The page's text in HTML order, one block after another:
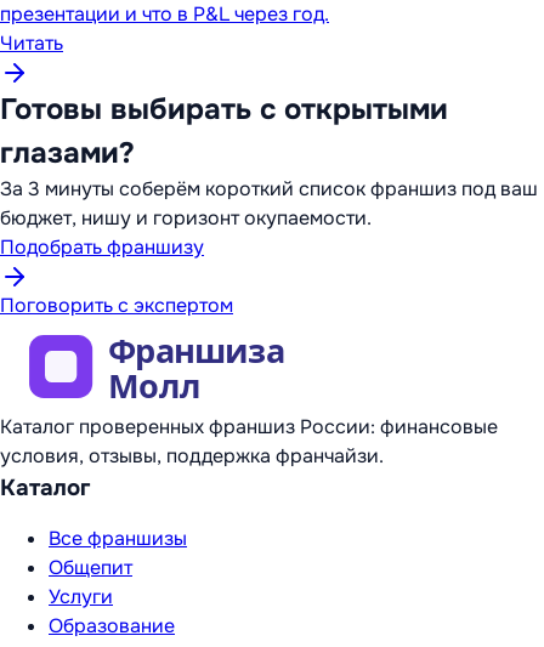
презентации и что в P&L через год.
Читать
Готовы выбирать с открытыми
глазами?
За 3 минуты соберём короткий список франшиз под ваш
бюджет, нишу и горизонт окупаемости.
Подобрать франшизу
Поговорить с экспертом
Каталог проверенных франшиз России: финансовые
условия, отзывы, поддержка франчайзи.
Каталог
Все франшизы
Общепит
Услуги
Образование